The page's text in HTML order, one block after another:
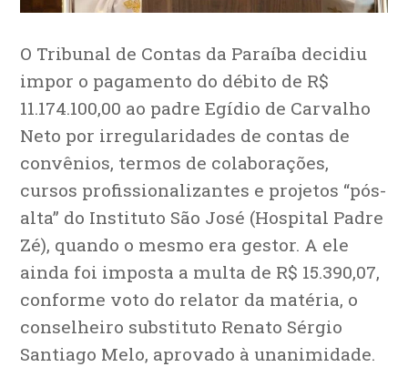
O Tribunal de Contas da Paraíba decidiu
impor o pagamento do débito de R$
11.174.100,00 ao padre Egídio de Carvalho
Neto por irregularidades de contas de
convênios, termos de colaborações,
cursos profissionalizantes e projetos “pós-
alta” do Instituto São José (Hospital Padre
Zé), quando o mesmo era gestor. A ele
ainda foi imposta a multa de R$ 15.390,07,
conforme voto do relator da matéria, o
conselheiro substituto Renato Sérgio
Santiago Melo, aprovado à unanimidade.